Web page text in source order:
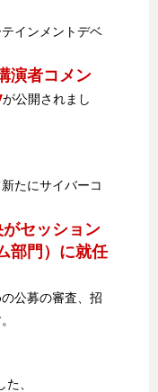
インメントデベ
演者コメン
が公開されまし
たにサイバーコ
セッション
部門）に就任
公募の審査、招
、